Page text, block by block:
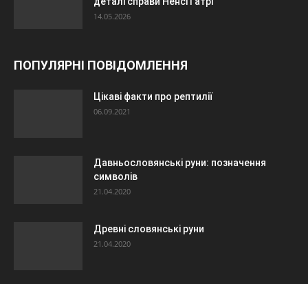
14.05.2026
ПОПУЛЯРНІ ПОВІДОМЛЕННЯ
Цікаві факти про рептилії
06.09.2021
Давньословянські руни: позначення
символів
21.04.2020
Древні словянські руни
21.04.2020